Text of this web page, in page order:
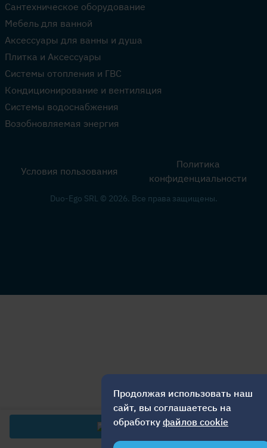
Сантехническое оборудование
Мебель для ванной
Аксессуары для ванны и душа
Плитка и Аксессуары
Системы отопления и ГВС
Кондиционирование и вентиляция
Системы водоснабжения
Возобновляемая энергия
Duo-Ego SRL © 2026. Все права защищены.
Условия пользования
Политика
конфиденциальности
480 лей
Продолжая использовать наш
сайт, вы соглашаетесь на
обработку файлов cookie